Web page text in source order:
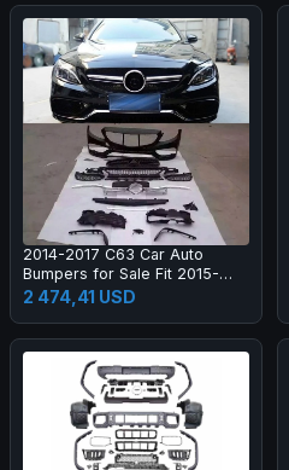
2014-2017 C63 Car Auto
Bumpers for Sale Fit 2015-
2017 New C Class W205 C180
C200l C260l
2 474,41 USD